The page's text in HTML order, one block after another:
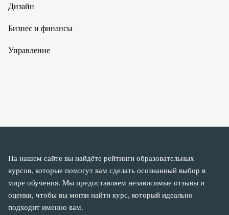
Дизайн
Бизнес и финансы
Управление
На нашем сайте вы найдёте рейтинги образовательных
курсов, которые помогут вам сделать осознанный выбор в
мире обучения. Мы предоставляем независимые отзывы и
оценки, чтобы вы могли найти курс, который идеально
подходит именно вам.